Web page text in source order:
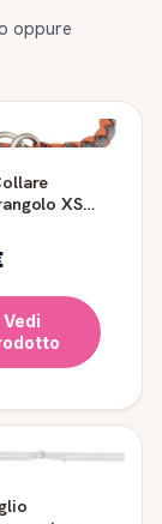
oppure
XS-S
Grigio
Vedi